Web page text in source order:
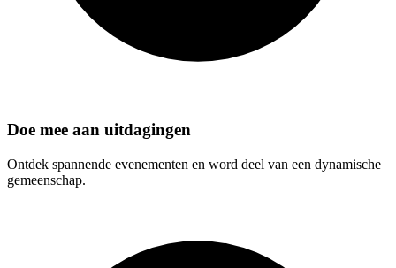
Doe mee aan uitdagingen
Ontdek spannende evenementen en word deel van een dynamische
gemeenschap.